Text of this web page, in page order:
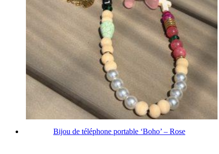
Bijou de téléphone portable ‘Boho’ – Rose